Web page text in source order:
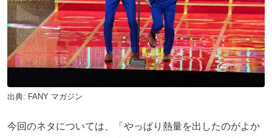
出典: FANY マガジン
今回のネタについては、「やっぱり熱量を出したのがよか